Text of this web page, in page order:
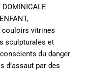
DOMINICALE
couloirs vitrines
sculpturales et
du danger
d’assaut par des